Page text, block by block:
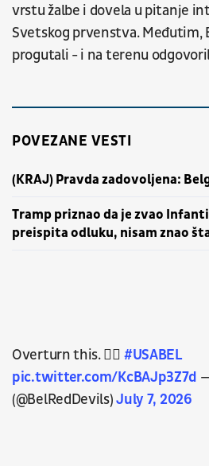
vrstu žalbe i dovela u pitanje
Svetskog prvenstva. Međutim,
progutali - i na terenu
POVEZANE VESTI
(KRAJ) Pravda zadovoljena:
Tramp priznao da je zvao
preispita odluku, nisam znao
Overturn this. 🧏‍♂️ #USABEL
pic.twitter.com/KcBAJp3Z7d
(@BelRedDevils)July 7, 2026